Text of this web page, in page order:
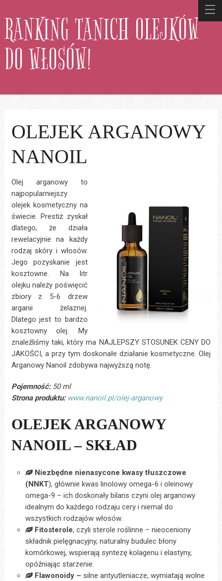
RANKING TANICH OLEJKÓW
DO WŁOSÓW!
OLEJEK ARGANOWY
NANOIL
Olej arganowy to
najpopularniejszy
olejek kosmetyczny na
świecie. Prestiż zyskał
dlatego, że działa
rewelacyjnie na każdy
rodzaj skóry i włosów.
Jego pozyskanie jest
kosztowne. Na litr
olejku należy poświęcić
zbiory z 5-6 drzew
arganii żelaznej.
Dlatego jest to bardzo
kosztowny olej. My
znaleźliśmy taki, który ma NAJLEPSZY STOSUNEK CENY DO
JAKOŚCI, a przy tym doskonałe działanie kosmetyczne. Olej
Arganowy Nanoil zdobywa najwyższą notę.
Pojemność:50 ml
Strona produktu: www.nanoil.pl/olej-arganowy
OLEJEK ARGANOWY
NANOIL – SKŁAD
Niezbędne nienasycone kwasy tłuszczowe
(NNKT), głównie kwas linolowy omega-6 i oleinowy
omega-9 – ich doskonały bilans czyni olej arganowy
idealnym do każdego rodzaju cery i niemal do
wszystkich rodzajów włosów.
Fitosterole, czyli sterole roślinne – nieoceniony
składnik pielęgnacyjny, naturalny budulec błony
komórkowej, wspierają syntezę kolagenu i elastyny,
opóźniając starzenie.
Flawonoidy – silne antyutleniacze, wymiatają wolne